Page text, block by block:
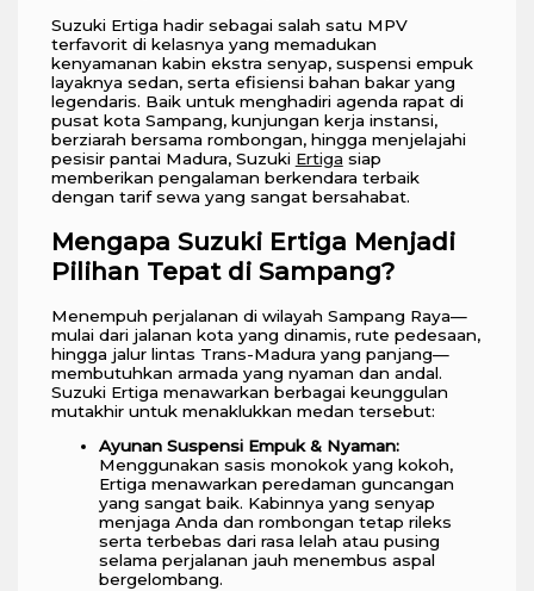
Suzuki Ertiga hadir sebagai salah satu MPV
terfavorit di kelasnya yang memadukan
kenyamanan kabin ekstra senyap, suspensi empuk
layaknya sedan, serta efisiensi bahan bakar yang
legendaris. Baik untuk menghadiri agenda rapat di
pusat kota Sampang, kunjungan kerja instansi,
berziarah bersama rombongan, hingga menjelajahi
pesisir pantai Madura, Suzuki Ertiga siap
memberikan pengalaman berkendara terbaik
dengan tarif sewa yang sangat bersahabat.
Mengapa Suzuki Ertiga Menjadi
Pilihan Tepat di Sampang?
Menempuh perjalanan di wilayah Sampang Raya—
mulai dari jalanan kota yang dinamis, rute pedesaan,
hingga jalur lintas Trans-Madura yang panjang—
membutuhkan armada yang nyaman dan andal.
Suzuki Ertiga menawarkan berbagai keunggulan
mutakhir untuk menaklukkan medan tersebut:
Ayunan Suspensi Empuk & Nyaman:
Menggunakan sasis monokok yang kokoh,
Ertiga menawarkan peredaman guncangan
yang sangat baik. Kabinnya yang senyap
menjaga Anda dan rombongan tetap rileks
serta terbebas dari rasa lelah atau pusing
selama perjalanan jauh menembus aspal
bergelombang.